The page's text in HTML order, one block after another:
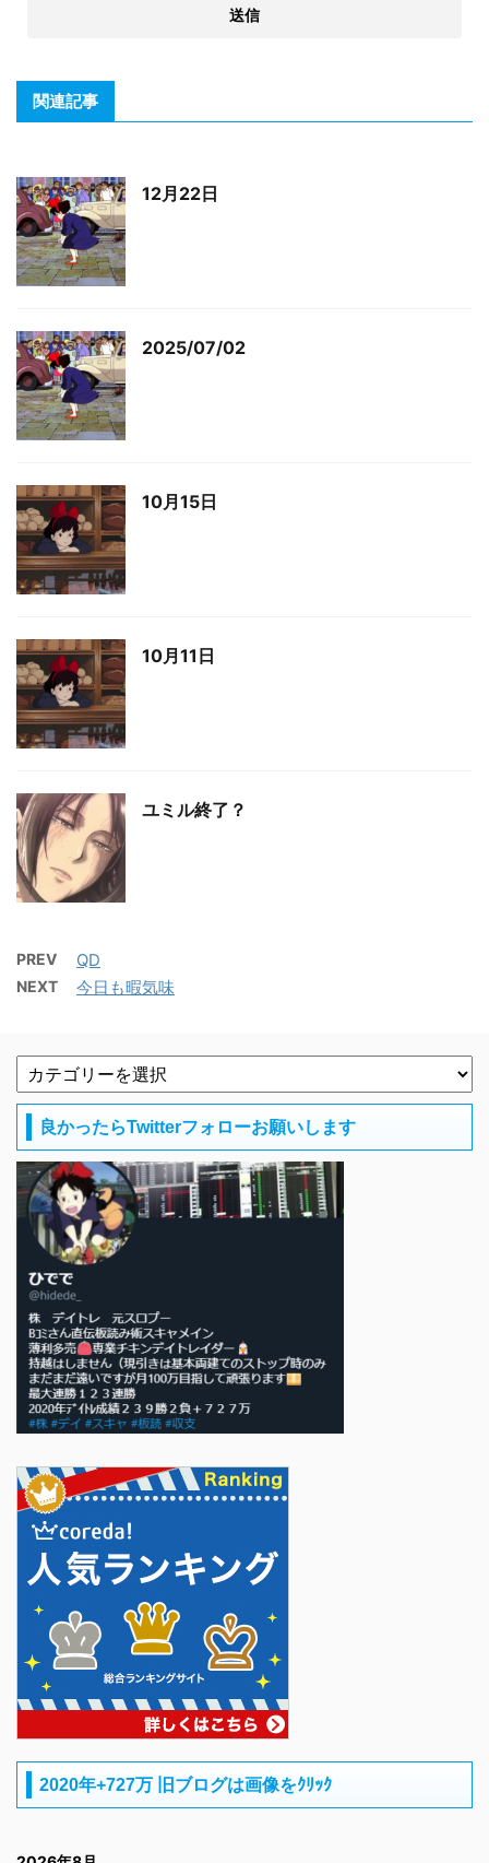
関連記事
12月22日
2025/07/02
10月15日
10月11日
ユミル終了？
PREV QD
NEXT 今日も暇気味
良かったらTwitterフォローお願いします
2020年+727万 旧ブログは画像をｸﾘｯｸ